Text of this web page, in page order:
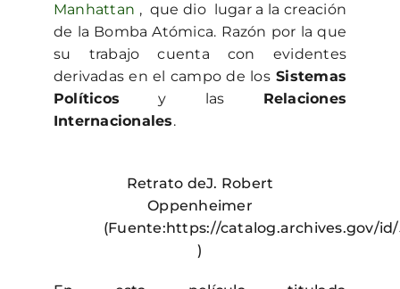
Manhattan , que dio lugar a la creación
de la Bomba Atómica. Razón por la que
su trabajo cuenta con evidentes
derivadas en el campo de losSistemas
Políticos y las Relaciones
Internacionales.
Retrato deJ. Robert
Oppenheimer
(Fuente:https://catalog.archives.gov/id/
)